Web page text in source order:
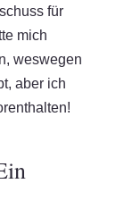
für
mich
weswegen
aber ich